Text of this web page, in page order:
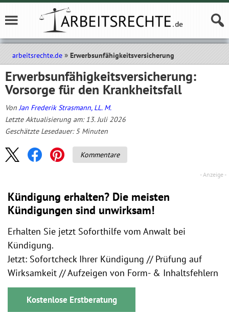
arbeitsrechte.de Erwerbsunfähigkeitsversicherung
Erwerbsunfähigkeits­versicherung:
Vorsorge für den Krankheitsfall
VonJan Frederik Strasmann, LL. M.
Letzte Aktualisierung am: 13. Juli 2026
Geschätzte Lesedauer: 5 Minuten
Kommentare
Kündigung erhalten? Die meisten
Kündigungen sind unwirksam!
Erhalten Sie jetzt Soforthilfe vom Anwalt bei
Kündigung.
Jetzt: Sofortcheck Ihrer Kündigung // Prüfung auf
Wirksamkeit // Aufzeigen von Form- & Inhaltsfehlern
Kostenlose Erstberatung